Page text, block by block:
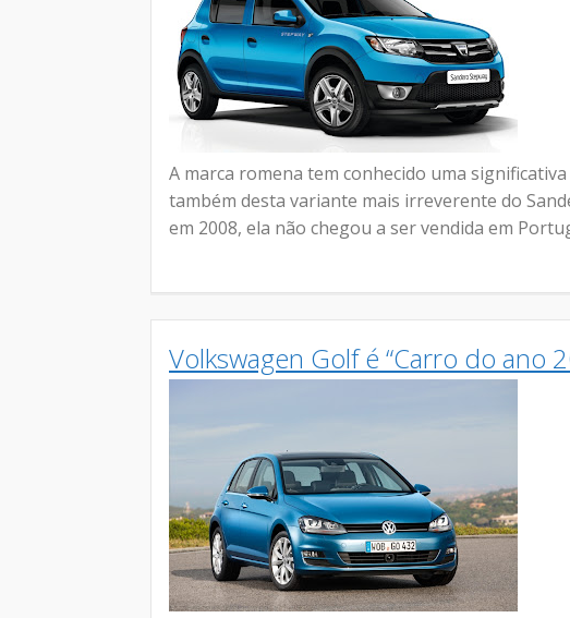
A marca romena tem conhecido uma
também desta variante mais irreverente do
em 2008, ela não chegou a ser vendida em
Volkswagen Golf é “Carro do ano